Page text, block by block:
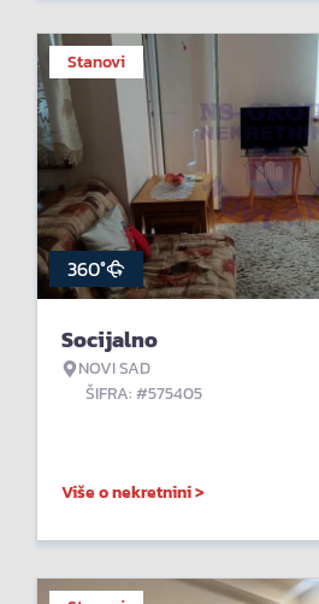
Stanovi
360°
Socijalno
NOVI SAD
ŠIFRA: #575405
Više o nekretnini >